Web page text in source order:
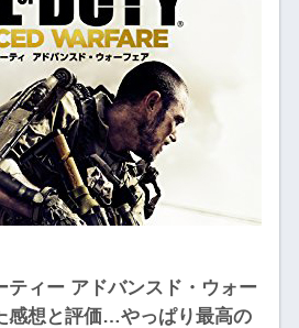
ティー アドバンスド・ウォー
感想と評価…やっぱり最高の